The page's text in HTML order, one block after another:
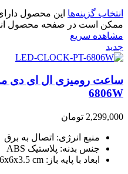
انتخاب گزینه‌ها این محصول
ممکن است در صفحه محصول
مشاهده سریع
جدید
6806W
2,299,000 تومان
منبع انرژی: اتصال به برق
جنس بدنه: پلاستیک ABS
ابعاد با پایه باز: 16x6x3.5 cm